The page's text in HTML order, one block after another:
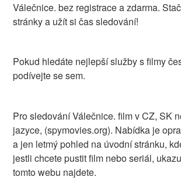
Válečnice. bez registrace a zdarma.
stránky a užít si čas sledování!
Pokud hledáte nejlepší služby s filmy
podívejte se sem.
Pro sledování Válečnice. film v CZ, SK
jazyce, (spymovies.org). Nabídka je
a jen letmý pohled na úvodní stránku,
jestli chcete pustit film nebo seriál,
tomto webu najdete.